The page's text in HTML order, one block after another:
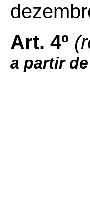
Art. 4º
a partir de